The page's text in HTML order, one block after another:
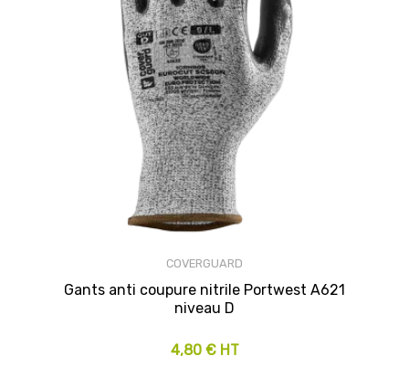
COVERGUARD
Gants anti coupure nitrile Portwest A621
niveau D
4,80 € HT